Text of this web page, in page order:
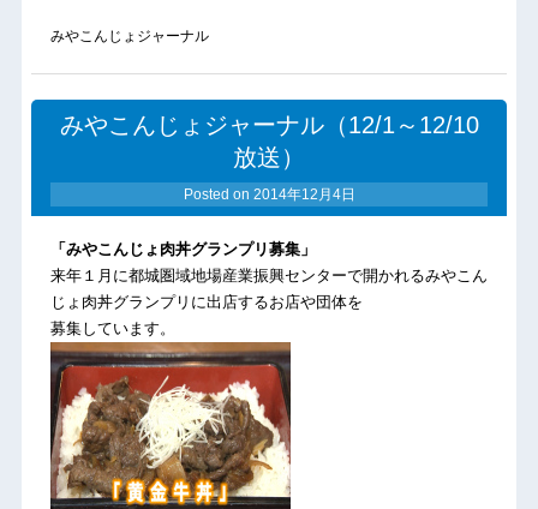
みやこんじょジャーナル
みやこんじょジャーナル（12/1～12/10
放送）
Posted on 2014年12月4日
「みやこんじょ肉丼グランプリ募集」
来年１月に都城圏域地場産業振興センターで開かれるみやこん
じょ肉丼グランプリに出店するお店や団体を
募集しています。